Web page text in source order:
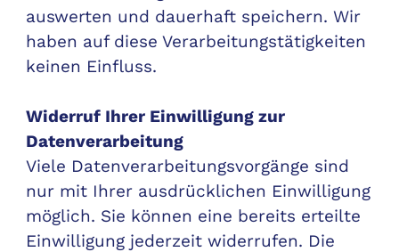
auswerten und dauerhaft speichern. Wir
haben auf diese Verarbeitungstätigkeiten
keinen Einfluss.
Widerruf Ihrer Einwilligung zur
Datenverarbeitung
Viele Datenverarbeitungsvorgänge sind
nur mit Ihrer ausdrücklichen Einwilligung
möglich. Sie können eine bereits erteilte
Einwilligung jederzeit widerrufen. Die